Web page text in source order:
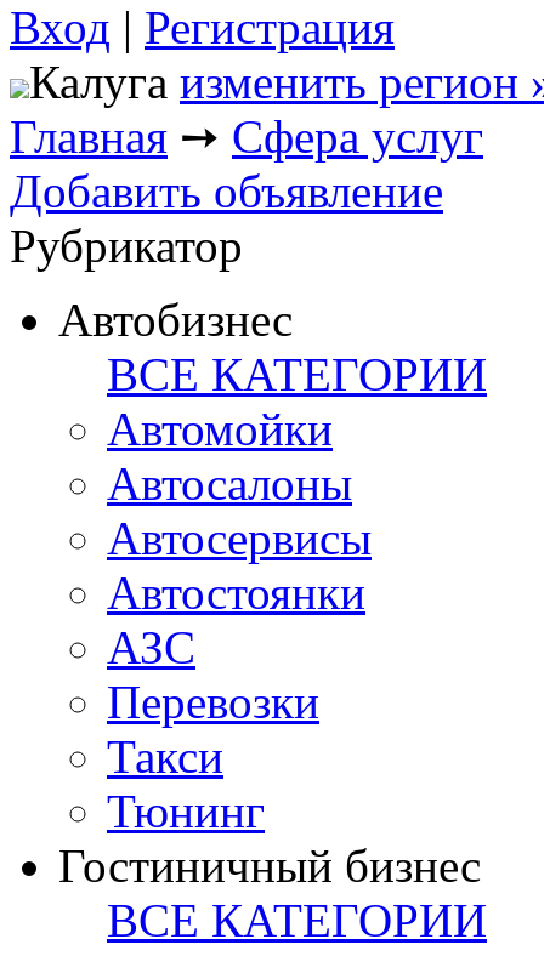
Вход | Регистрация
Калуга изменить регион
Главная ➙ Сфера услуг
Добавить объявление
Рубрикатор
Автобизнес
ВСЕ КАТЕГОРИИ
Автомойки
Автосалоны
Автосервисы
Автостоянки
АЗС
Перевозки
Такси
Тюнинг
Гостиничный бизнес
ВСЕ КАТЕГОРИИ